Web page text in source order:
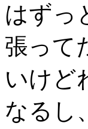
はずっ
張って
いけど
なるし